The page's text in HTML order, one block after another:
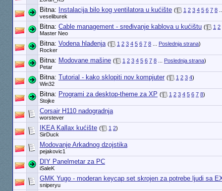
Bitna: Instalacija bilo kog ventilatora u kućište ( 1 2 3 4 5 6 7 8
veseliburek
Bitna: Cable management - sređivanje kablova u kućištu ( 1 2
Master Neo
Bitna: Vodena hlađenja ( 1 2 3 4 5 6 7 8... Poslednja strana)
Rocker
Bitna: Modovane mašine ( 1 2 3 4 5 6 7 8... Poslednja strana)
Petar
Bitna: Tutorial - kako sklopiti nov kompjuter ( 1 2 3 4)
Win32
Bitna: Programi za desktop-theme za XP ( 1 2 3 4 5 6 7 8)
Stojke
Corsair H110 nadogradnja
worstever
IKEA Kallax kućište ( 1 2)
SirDuck
Modovanje Arkadnog dzojstika
pejakovic1
DIY Panelmetar za PC
iSaleK
GMK Yugo - moderan keycap set skrojen za potrebe ljudi sa
sniperyu